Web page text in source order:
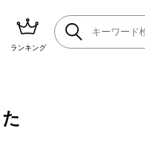
ランキング